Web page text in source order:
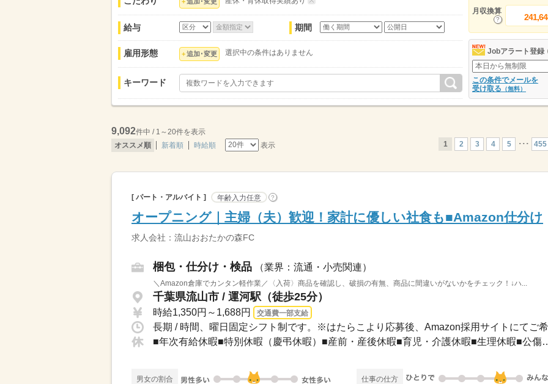
給与 期間
雇用形態 追加･変更 選択中の条件はありません
キーワード
月収換算
Jobアラート登録
この条件でメールを
受け取る （無料）
9,092件中 / 1～20件を表示
オススメ順
新着順 時給順 表示 1 2 3 4 5 ･･･ 455
[ パート・アルバイト ] 年齢入力任意 ?
オープニング｜主婦（夫）歓迎！家計に優しい社食も■Amazon仕分け
求人会社：流山おおたかの森FC
梱包・仕分け・検品 （業界：流通・小売関連）
＼Amazon倉庫でカンタン軽作業／〈入荷〉商品を確認し、破損の有無、商品に間違いがないかをチェック！↓ハ...
千葉県流山市 / 運河駅（徒歩25分）
時給1,350円～1,688円 交通費一部支給
長期 / 時間、曜日固定シフト制です。※はたらこより応募後、Amazon採用サイトにてご
■年次有給休暇■特別休暇（慶弔休暇）■産
男女の割合 仕事の仕方